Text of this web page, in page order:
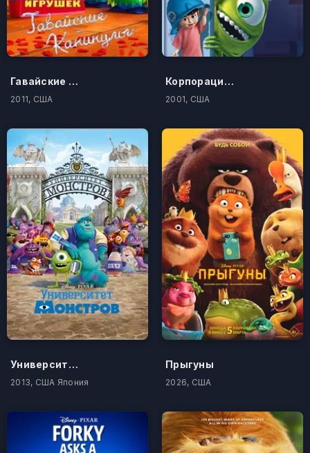
Гавайские каникулы
2011, США
Корпорация Монстров
2001, США
Университет монстров
2013, США Япония
Прыгуны
2026, США